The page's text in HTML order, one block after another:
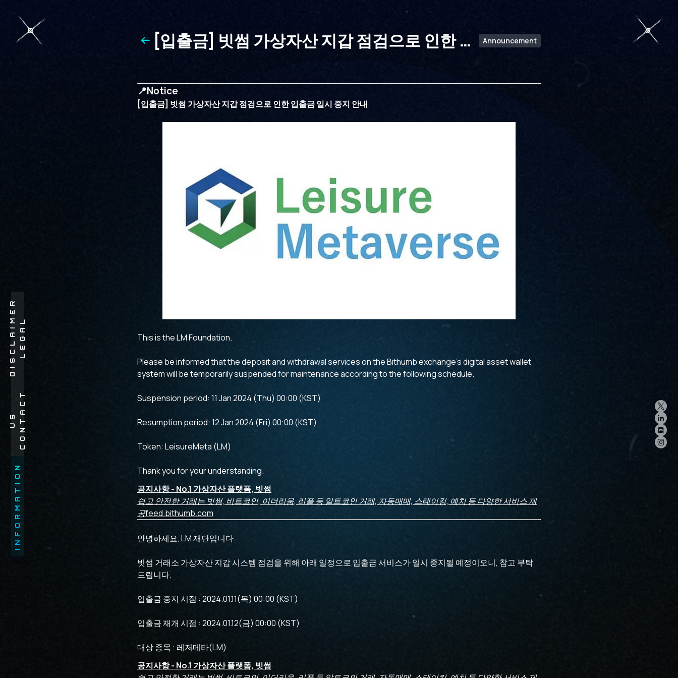
L
E
G
A
L
D
I
S
C
L
A
I
M
E
R
C
O
N
T
A
C
T
U
S
INFORMATION
[입출금] 빗썸 가상자산 지갑 점검으로 인한 입
Announcement
📍Notice
[입출금] 빗썸 가상자산 지갑 점검으로 인한 입출금 일시 중지 안내
This is the LM Foundation.
Please be informed that the deposit and withdrawal services on the Bithumb exchange’s digital asset wallet
system will be temporarily suspended for maintenance according to the following schedule.
Suspension period: 11 Jan 2024 (Thu) 00:00 (KST)
Resumption period: 12 Jan 2024 (Fri) 00:00 (KST)
Token: LeisureMeta (LM)
Thank you for your understanding.
공지사항 - No.1 가상자산 플랫폼, 빗썸
쉽고 안전한 거래는 빗썸, 비트코인, 이더리움, 리플 등 알트코인 거래, 자동매매, 스테이킹, 예치 등 다양한 서비스 제
공feed.bithumb.com
안녕하세요, LM 재단입니다.
빗썸 거래소 가상자산 지갑 시스템 점검을 위해 아래 일정으로 입출금 서비스가 일시 중지될 예정이오니, 참고 부탁
드립니다.
입출금 중지 시점 : 2024.01.11(목) 00:00 (KST)
입출금 재개 시점 : 2024.01.12(금) 00:00 (KST)
대상 종목 : 레저메타(LM)
공지사항 - No.1 가상자산 플랫폼, 빗썸